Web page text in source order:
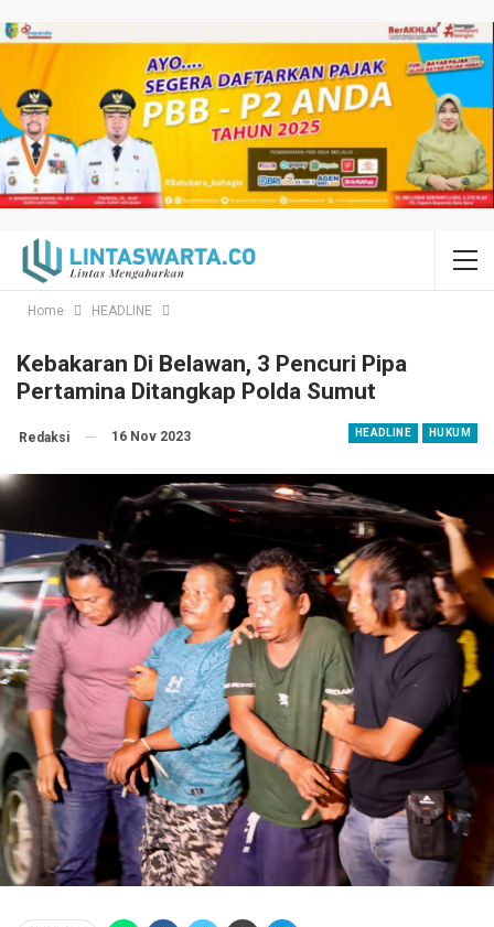
Home HEADLINE
Kebakaran Di Belawan, 3 Pencuri Pipa
Pertamina Ditangkap Polda Sumut
HEADLINE HUKUM
Redaksi 16 Nov 2023